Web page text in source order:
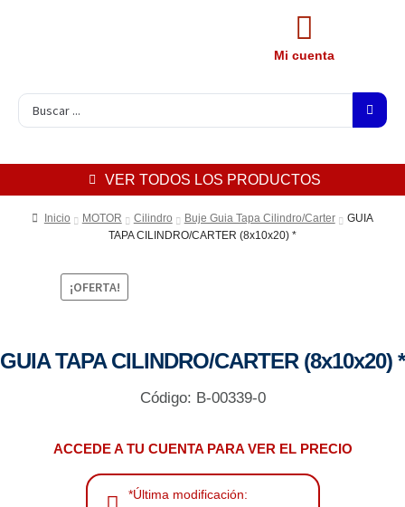
Mi cuenta
VER TODOS LOS PRODUCTOS
Inicio MOTOR Cilindro Buje Guia Tapa Cilindro/Carter
GUIA
TAPA CILINDRO/CARTER (8x10x20) *
¡OFERTA!
GUIA TAPA CILINDRO/CARTER (8x10x20) *
Código: B-00339-0
ACCEDE A TU CUENTA PARA VER EL PRECIO
*Última modificación: